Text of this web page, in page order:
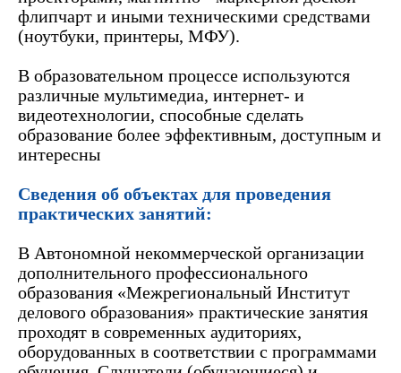
флипчарт и иными техническими средствами
(ноутбуки, принтеры, МФУ).
В образовательном процессе используются
различные мультимедиа, интернет- и
видеотехнологии, способные сделать
образование более эффективным, доступным и
интересны
Сведения об объектах для проведения
практических занятий:
В Автономной некоммерческой организации
дополнительного профессионального
образования «Межрегиональный Институт
делового образования» практические занятия
проходят в современных аудиториях,
оборудованных в соответствии с программами